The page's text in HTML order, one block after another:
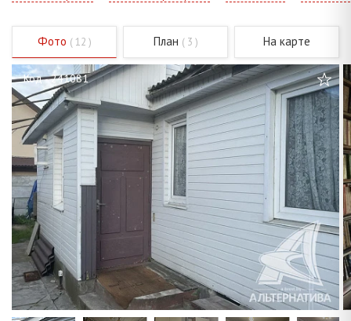
Фото ( 12 ) План ( 3 ) На карте
Код - 241081